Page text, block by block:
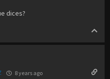
dices?
8 years ago